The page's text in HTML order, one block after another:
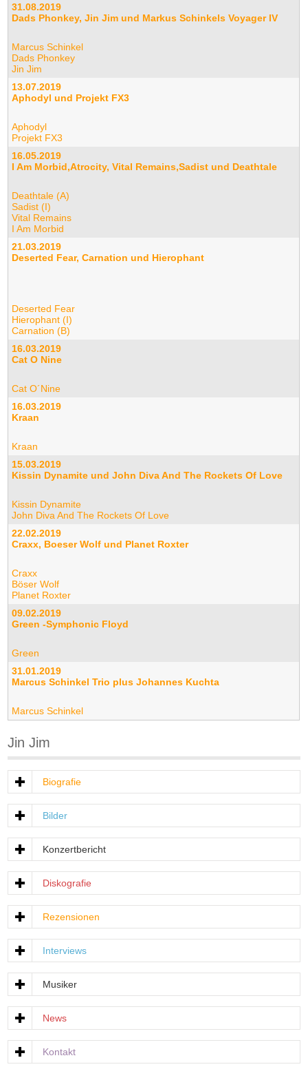
31.08.2019
Dads Phonkey, Jin Jim und Markus Schinkels Voyager IV
Marcus Schinkel
Dads Phonkey
Jin Jim
13.07.2019
Aphodyl und Projekt FX3
Aphodyl
Projekt FX3
16.05.2019
I Am Morbid,Atrocity, Vital Remains,Sadist und Deathtale
Deathtale (A)
Sadist (I)
Vital Remains
I Am Morbid
21.03.2019
Deserted Fear, Carnation und Hierophant
Deserted Fear
Hierophant (I)
Carnation (B)
16.03.2019
Cat O Nine
Cat O´Nine
16.03.2019
Kraan
Kraan
15.03.2019
Kissin Dynamite und John Diva And The Rockets Of Love
Kissin Dynamite
John Diva And The Rockets Of Love
22.02.2019
Craxx, Boeser Wolf und Planet Roxter
Craxx
Böser Wolf
Planet Roxter
09.02.2019
Green -Symphonic Floyd
Green
31.01.2019
Marcus Schinkel Trio plus Johannes Kuchta
Marcus Schinkel
Jin Jim
Biografie
Bilder
Konzertbericht
Diskografie
Rezensionen
Interviews
Musiker
News
Kontakt